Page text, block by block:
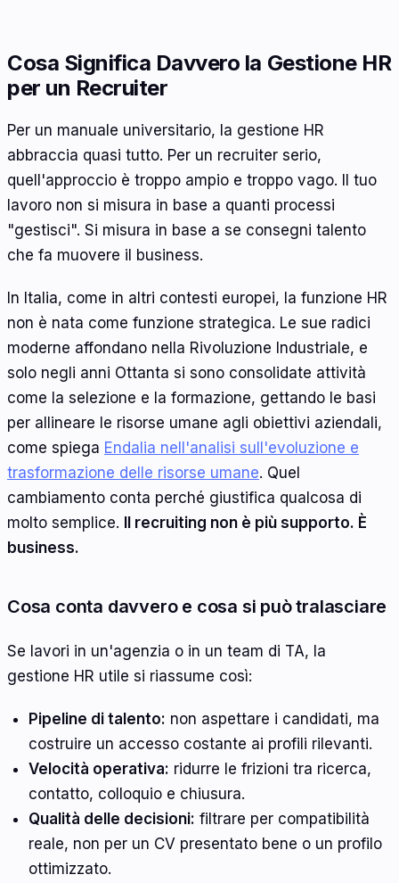
Cosa Significa Davvero la Gestione HR
per un Recruiter
Per un manuale universitario, la gestione HR
abbraccia quasi tutto. Per un recruiter serio,
quell'approccio è troppo ampio e troppo vago. Il tuo
lavoro non si misura in base a quanti processi
"gestisci". Si misura in base a se consegni talento
che fa muovere il business.
In Italia, come in altri contesti europei, la funzione HR
non è nata come funzione strategica. Le sue radici
moderne affondano nella Rivoluzione Industriale, e
solo negli anni Ottanta si sono consolidate attività
come la selezione e la formazione, gettando le basi
per allineare le risorse umane agli obiettivi aziendali,
come spiega Endalia nell'analisi sull'evoluzione e
trasformazione delle risorse umane. Quel
cambiamento conta perché giustifica qualcosa di
molto semplice. Il recruiting non è più supporto. È
business.
Cosa conta davvero e cosa si può tralasciare
Se lavori in un'agenzia o in un team di TA, la
gestione HR utile si riassume così:
Pipeline di talento: non aspettare i candidati, ma
costruire un accesso costante ai profili rilevanti.
Velocità operativa: ridurre le frizioni tra ricerca,
contatto, colloquio e chiusura.
Qualità delle decisioni: filtrare per compatibilità
reale, non per un CV presentato bene o un profilo
ottimizzato.